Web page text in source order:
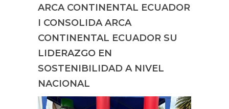
ARCA CONTINENTAL ECUADOR
I CONSOLIDA ARCA
CONTINENTAL ECUADOR SU
LIDERAZGO EN
SOSTENIBILIDAD A NIVEL
NACIONAL